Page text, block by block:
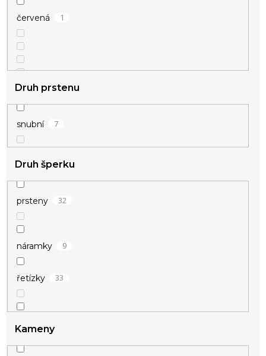
červená 1
modrá 2
stříbrná
Druh prstenu
snubní 7
Druh šperku
prsteny 32
náramky 9
řetízky 33
přívěsky
Kameny